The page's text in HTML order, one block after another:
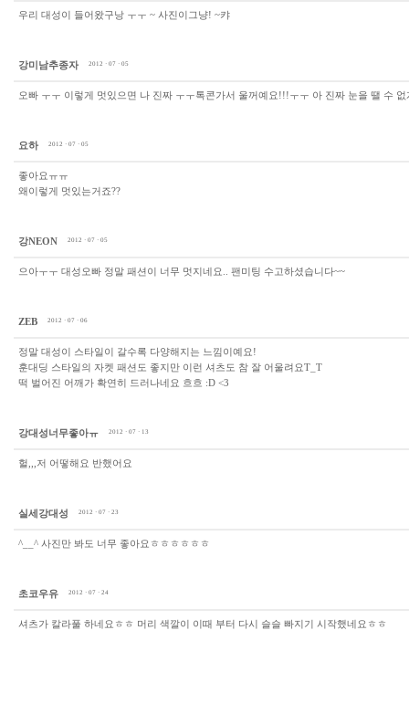
우리 대성이 들어왔구낭 ㅜㅜ ~ 사진이그냥! ~캬
강미남추종자 2012 · 07 · 05
오빠 ㅜㅜ 이렇게 멋있으면 나 진짜 ㅜㅜ톡콘가서 울꺼예요!!!ㅜㅜ 아 진짜 눈을 땔 수
요하 2012 · 07 · 05
좋아요ㅠㅠ
왜이렇게 멋있는거죠??
강NEON 2012 · 07 · 05
으아ㅜㅜ 대성오빠 정말 패션이 너무 멋지네요.. 팬미팅 수고하셨습니다~~
ZEB 2012 · 07 · 06
정말 대성이 스타일이 갈수록 다양해지는 느낌이예요!
훈대딩 스타일의 자켓 패션도 좋지만 이런 셔츠도 참 잘 어울려요T_T
떡 벌어진 어깨가 확연히 드러나네요 흐흐 :D <3
강대성너무좋아ㅠ 2012 · 07 · 13
헐,,,저 어떻해요 반했어요
실세강대성 2012 · 07 · 23
^__^ 사진만 봐도 너무 좋아요ㅎㅎㅎㅎㅎㅎ
초코우유 2012 · 07 · 24
셔츠가 칼라풀 하네요ㅎㅎ 머리 색깔이 이때 부터 다시 슬슬 빠지기 시작했네요ㅎㅎ